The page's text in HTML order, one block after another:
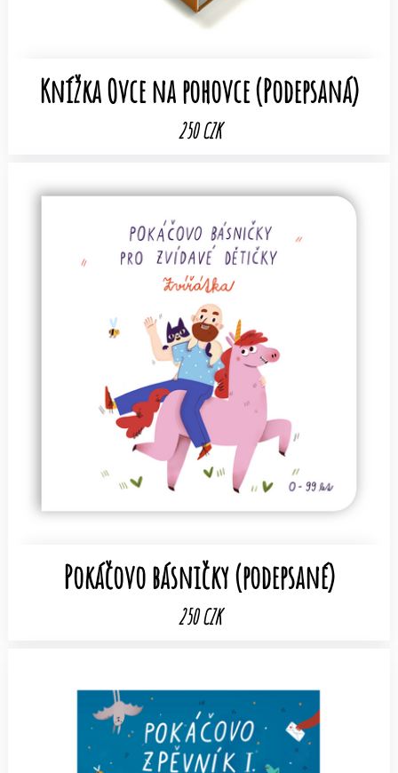
Knížka Ovce na pohovce (Podepsaná)
250 CZK
Pokáčovo básničky (podepsané)
250 CZK